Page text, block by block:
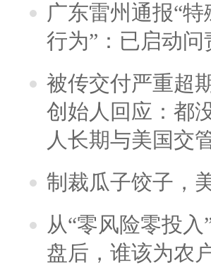
广东雷州通报“
行为”：已启动
被传交付严重超
创始人回应：都
人长期与美国交
制裁瓜子饺子，
从“零风险零投
盘后，谁该为农